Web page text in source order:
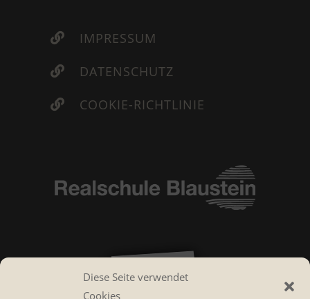
Diese Seite verwendet
Cookies
 IMPRESSUM
 DATENSCHUTZ
 COOKIE-RICHTLINIE